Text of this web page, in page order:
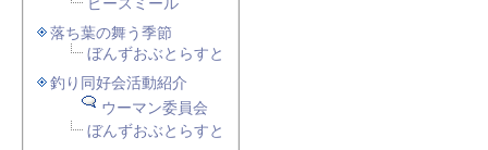
落ち葉の舞う季節
ぼんずおぶとらすと
釣り同好会活動紹介
ウーマン委員会
ぼんずおぶとらすと